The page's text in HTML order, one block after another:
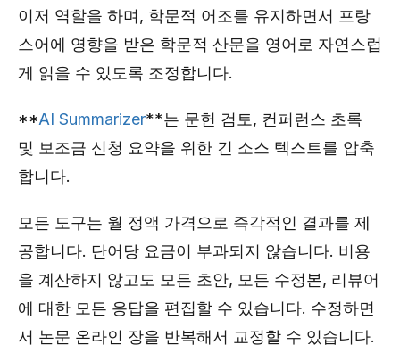
이저 역할을 하며, 학문적 어조를 유지하면서 프랑
스어에 영향을 받은 학문적 산문을 영어로 자연스럽
게 읽을 수 있도록 조정합니다.
**AI Summarizer**는 문헌 검토, 컨퍼런스 초록
및 보조금 신청 요약을 위한 긴 소스 텍스트를 압축
합니다.
모든 도구는 월 정액 가격으로 즉각적인 결과를 제
공합니다. 단어당 요금이 부과되지 않습니다. 비용
을 계산하지 않고도 모든 초안, 모든 수정본, 리뷰어
에 대한 모든 응답을 편집할 수 있습니다. 수정하면
서 논문 온라인 장을 반복해서 교정할 수 있습니다.